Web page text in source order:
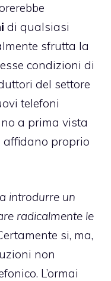
di qualsiasi
sfrutta la
condizioni di
del settore
telefoni
a prima vista
affidano proprio
introdurre un
radicalmente le
si, ma,
non
L’ormai